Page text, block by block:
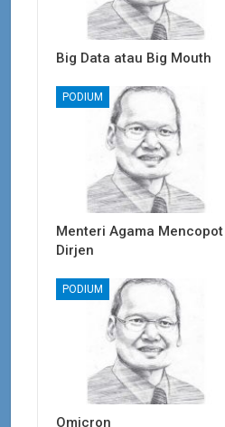
Big Data atau Big Mouth
PODIUM
Menteri Agama Mencopot
Dirjen
PODIUM
Omicron